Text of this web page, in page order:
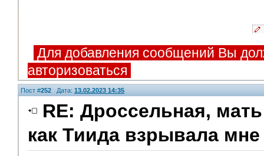
Для добавления сообщений Вы
авторизоваться
Пост #252 Дата: 13.02.2023 14:35
RE: Дроссельная,
как Тиида взрывала мне